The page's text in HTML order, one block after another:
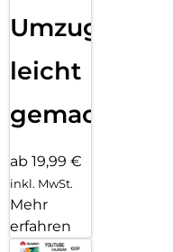
Umzug
leicht
gemacht!
ab 19,99 €
inkl. MwSt.
Mehr
erfahren